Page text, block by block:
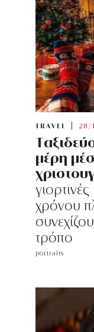
TRAVEL 28/
μέρη
χρόνου
τρόπο
portraits